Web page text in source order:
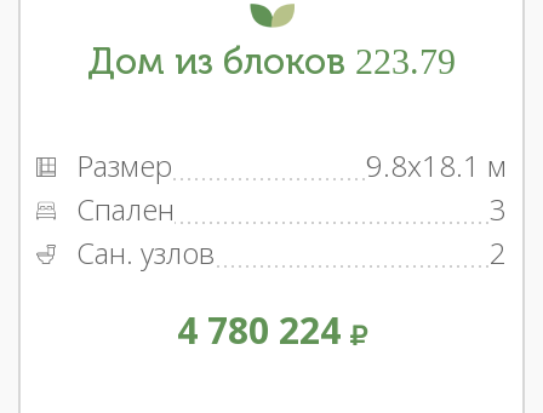
Дом из блоков 223.79
Размер
9.8x18.1 м
Спален
3
Сан. узлов
2
4 780 224